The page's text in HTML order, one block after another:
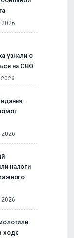
2026
узнали о
на СВО
2026
2026
налоги
2026
ходе